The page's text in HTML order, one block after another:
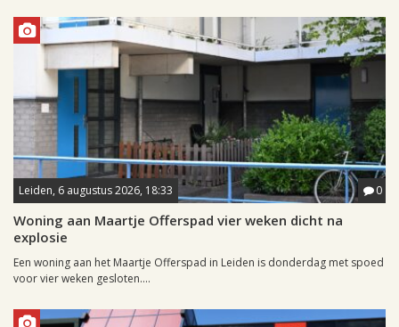
Leiden, 6 augustus 2026, 18:33 0
Woning aan Maartje Offerspad vier weken dicht na
explosie
Een woning aan het Maartje Offerspad in Leiden is donderdag met spoed
voor vier weken gesloten....